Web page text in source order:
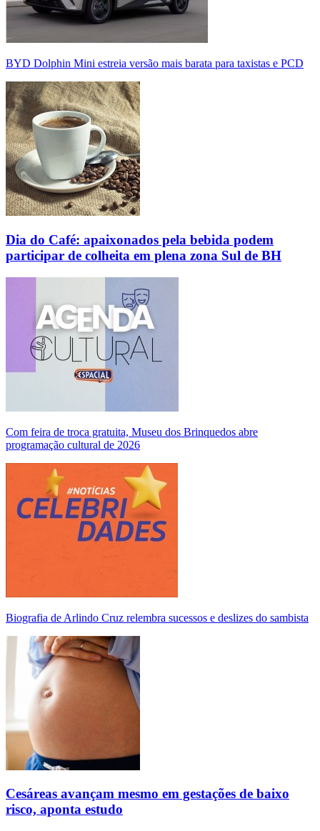
BYD Dolphin Mini estreia versão mais barata para taxistas e PCD
Dia do Café: apaixonados pela bebida podem
participar de colheita em plena zona Sul de BH
Com feira de troca gratuita, Museu dos Brinquedos abre
programação cultural de 2026
Biografia de Arlindo Cruz relembra sucessos e deslizes do sambista
Cesáreas avançam mesmo em gestações de baixo
risco, aponta estudo